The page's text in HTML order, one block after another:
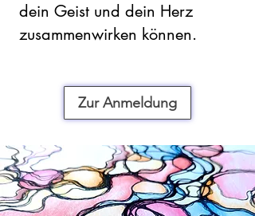
dein Geist und dein Herz
zusammenwirken können.
Zur Anmeldung